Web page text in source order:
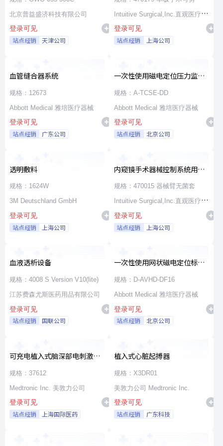
北京普益盛济科技有限公司
登录可见
站点经销 天津公司
Intuitive Surgical,Inc.直观医疗公
司
登录可见
站点经销 上海公司
血管缝合器系统
规格：12673
Abbott Medical 雅培医疗器械
登录可见
站点经销 广东公司
一次性使用磁电定位压力监测
消融导管
规格：A-TCSE-DD
Abbott Medical 雅培医疗器械
登录可见
站点经销 北京公司
透明敷料
规格：1624W
3M Deutschland GmbH
登录可见
站点经销 上海公司
内窥镜手术器械控制系统用无
源器械和附件
规格：470015 器械臂无菌套
Intuitive Surgical,Inc.直观医疗公
司
登录可见
站点经销 上海公司
血液透析设备
规格：4008 S Version V10(lite)
江苏费森尤斯医药用品有限公司
登录可见
站点经销 国联公司
一次性使用网状磁电定位标测
导管
规格：D-AVHD-DF16
Abbott Medical 雅培医疗器械
登录可见
站点经销 北京公司
可充电植入式脑深部电刺激脉
冲发生器套件
规格：37612
Medtronic Inc. 美敦力公司
登录可见
站点经销 上海国际医药
植入式心脏起搏器
规格：X3DR01
美敦力公司 Medtronic Inc.
登录可见
站点经销 广东科技